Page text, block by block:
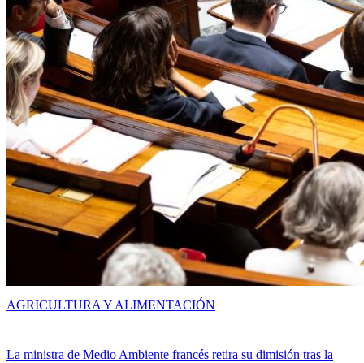
La ministra de Medio Ambiente francés retira su dimisión tras la
AGRICULTURA Y ALIMENTACIÓN